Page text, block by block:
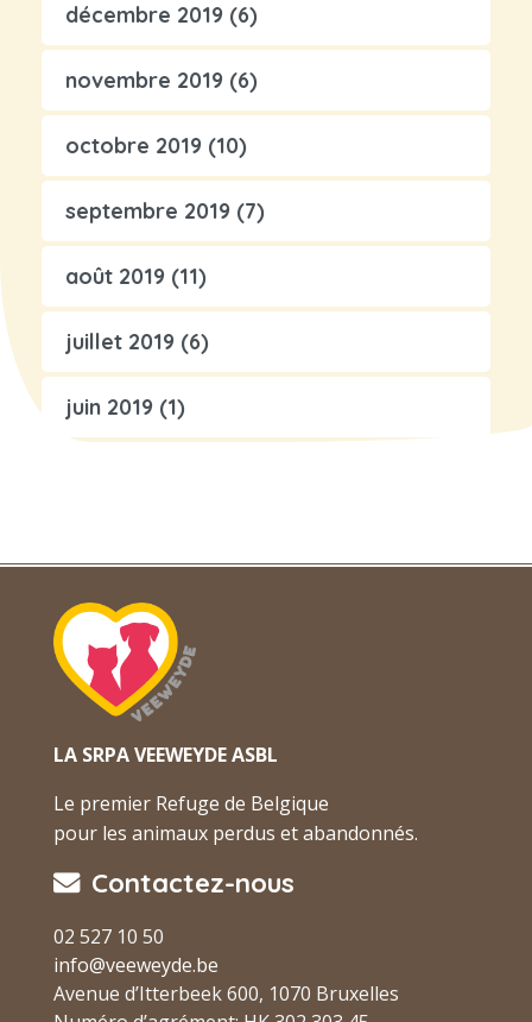
décembre 2019 (6)
novembre 2019 (6)
octobre 2019 (10)
septembre 2019 (7)
août 2019 (11)
juillet 2019 (6)
juin 2019 (1)
LA SRPA VEEWEYDE ASBL
Le premier Refuge de Belgique
pour les animaux perdus et abandonnés.
Contactez-nous
02 527 10 50
info@veeweyde.be
Avenue d’Itterbeek 600, 1070 Bruxelles